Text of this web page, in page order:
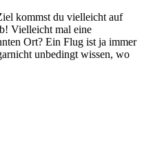
kommst du vielleicht auf
Vielleicht mal eine
Ort? Ein Flug ist ja immer
unbedingt wissen, wo